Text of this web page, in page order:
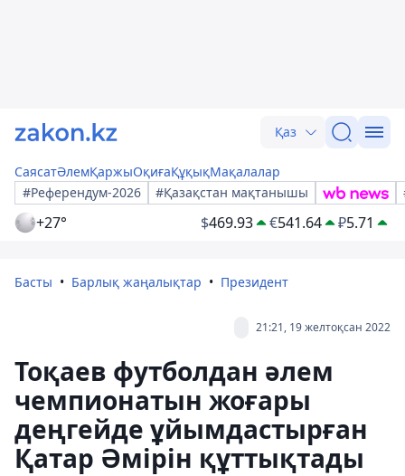
Қаз
СаясатӘлемҚаржыОқиғаҚұқықМақалалар
#Референдум-2026
#Қазақстан мақтанышы
+27° $469.93 €541.64 ₽5.71
Басты Барлық жаңалықтар Президент
21:21, 19 желтоқсан 2022
Тоқаев футболдан әлем
чемпионатын жоғары
деңгейде ұйымдастырған
Қатар Әмірін құттықтады